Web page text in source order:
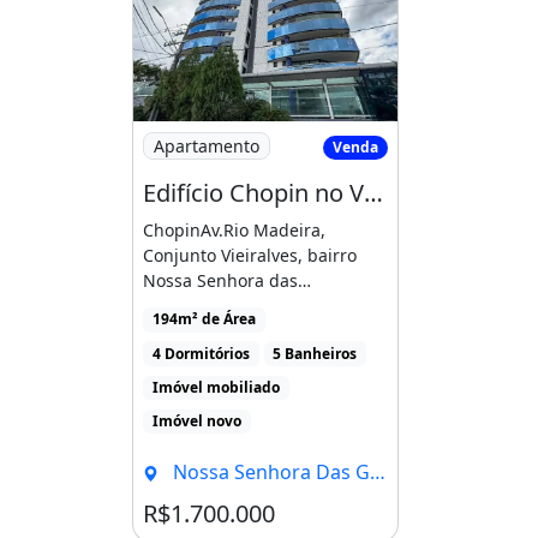
Quantidade De Andares: 22
Apartamentos Por Andar: 4
Churrasqueira Piscina
Imagem: Edifício Chopin no Vieiralves,
Apartamento Venda
Edifício Chopin no Vieiralves, 194M2, 4 Suítes, 3 Vagas, Nossa Senhora das Graças
ChopinAv.Rio Madeira,
Conjunto Vieiralves, bairro
Nossa Senhora das
GraçasVendo um
apartamento amplo [...]
194m² de Área
4 Dormitórios
5 Banheiros
Imóvel mobiliado
Imóvel novo
Nossa Senhora Das Graças, Manaus - AM
R$1.700.000